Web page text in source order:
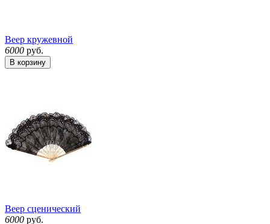
Веер кружевной
6000 руб.
В корзину
Веер сценический
6000 руб.